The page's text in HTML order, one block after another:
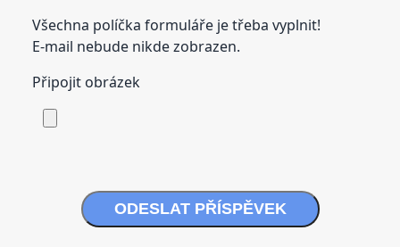
Všechna políčka formuláře je třeba vyplnit!
E-mail nebude nikde zobrazen.
Připojit obrázek
ODESLAT PŘÍSPĚVEK